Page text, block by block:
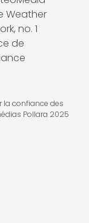
la confiance des
Pollara 2025